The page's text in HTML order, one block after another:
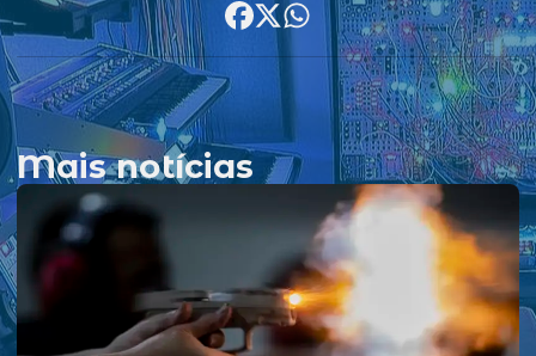
Mais notícias